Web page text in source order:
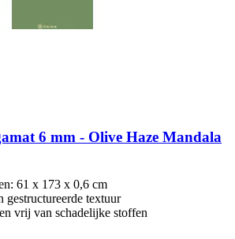
6 mm -​ Olive Haze Mandala
61 x 173 x 0,6 cm
gestructureerde textuur
vrij van schadelijke stoffen